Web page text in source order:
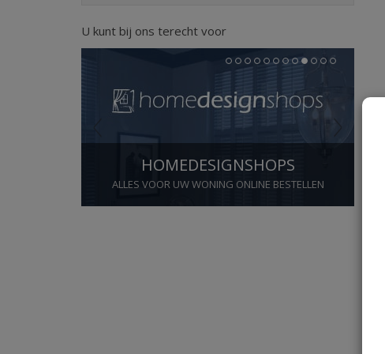
U kunt bij ons terecht voor
HOMEDESIGNSHOPS
ALLES VOOR UW WONING ONLINE BESTELLEN
Previous Next
1 2 3 4 5 6 7 8 9 101112